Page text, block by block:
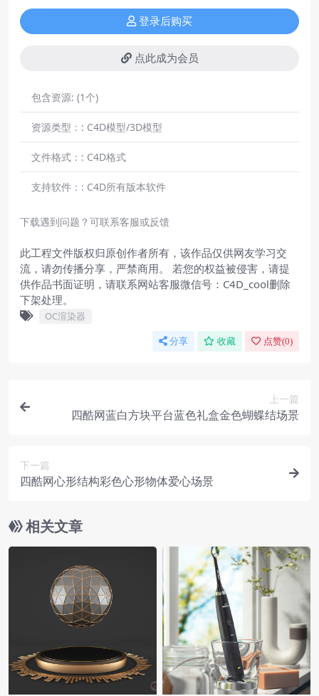
登录后购买
点此成为会员
包含资源: (1个)
资源类型：: C4D模型/3D模型
文件格式：: C4D格式
支持软件：: C4D所有版本软件
下载遇到问题？可联系客服或反馈
此工程文件版权归原创作者所有，该作品仅供网友学习交
流，请勿传播分享，严禁商用。 若您的权益被侵害，请提
供作品书面证明，请联系网站客服微信号：C4D_cool删除
下架处理。
OC渲染器
分享 收藏 点赞(0)
上一篇
四酷网蓝白方块平台蓝色礼盒金色蝴蝶结场景
下一篇
四酷网心形结构彩色心形物体爱心场景
相关文章